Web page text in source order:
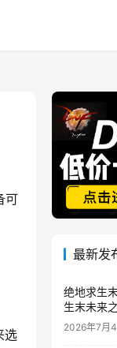
可
选
最新发
绝地求生
生末未来
2026年7月4